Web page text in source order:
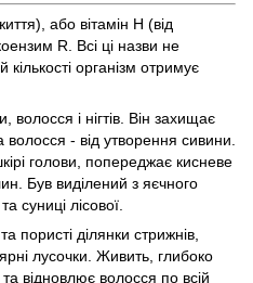
або вітамін Н (від
R. Всі ці назви не
кількості організм отримує
волосся і нігтів. Він захищає
волосся - від утворення сивини.
голови, попереджає кисневе
Був виділений з яєчного
суниці лісової.
пористі ділянки стрижнів,
лусочки. Живить, глибоко
відновлює волосся по всій